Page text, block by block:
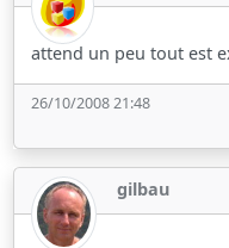
attend un peu tout est
26/10/2008 21:48
gilbau